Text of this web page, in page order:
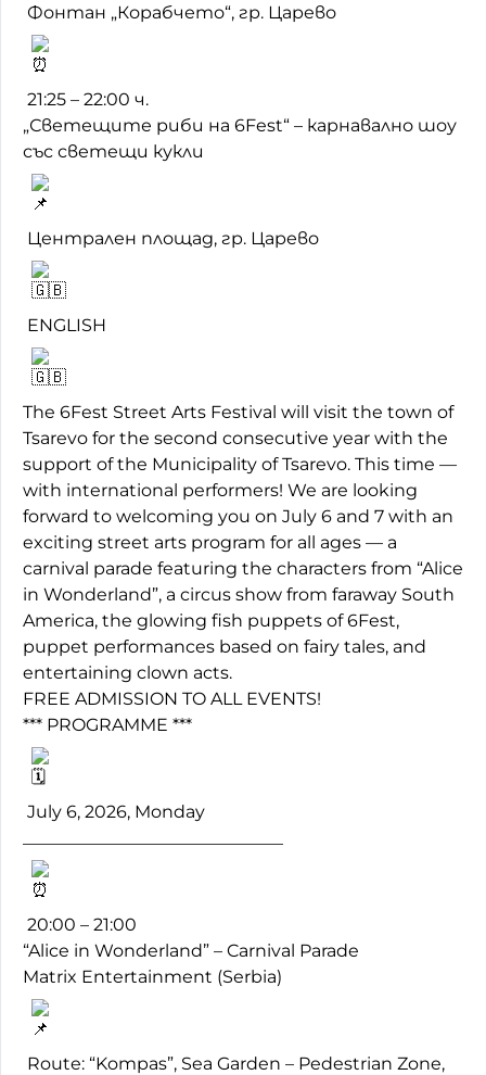
Фонтан „Корабчето“, гр. Царево
21:25 – 22:00 ч.
„Светещите риби на 6Fest“ – карнавално шоу
със светещи кукли
Централен площад, гр. Царево
ENGLISH
The 6Fest Street Arts Festival will visit the town of
Tsarevo for the second consecutive year with the
support of the Municipality of Tsarevo. This time —
with international performers! We are looking
forward to welcoming you on July 6 and 7 with an
exciting street arts program for all ages — a
carnival parade featuring the characters from “Alice
in Wonderland”, a circus show from faraway South
America, the glowing fish puppets of 6Fest,
puppet performances based on fairy tales, and
entertaining clown acts.
FREE ADMISSION TO ALL EVENTS!
*** PROGRAMME ***
July 6, 2026, Monday
20:00 – 21:00
“Alice in Wonderland” – Carnival Parade
Matrix Entertainment (Serbia)
Route: “Kompas”, Sea Garden – Pedestrian Zone,